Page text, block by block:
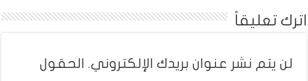
اترك تعليقاً
لن يتم نشر عنوان بريدك الإلكتروني. الحقول